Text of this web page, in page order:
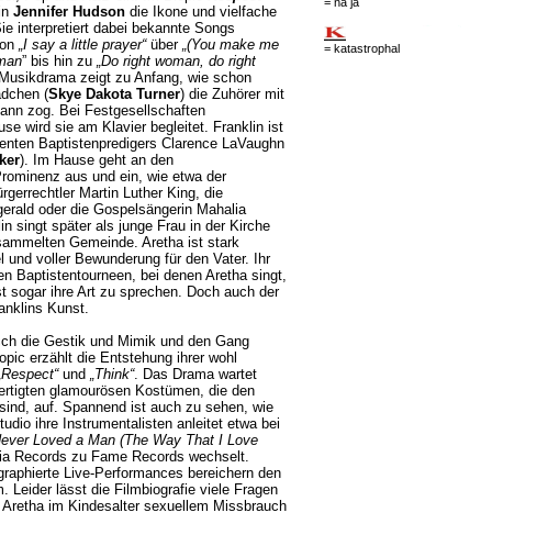
Jennifer Hudsondie Ikone und vielfache
interpretiert dabei bekannte Songs
„I say a little prayer“über „(You make me
” bis hin zu „Do right woman, do right
zeigt zu Anfang, wie schon
(Skye Dakota Turner) die Zuhörer mit
zog. Bei Festgesellschaften
wird sie am Klavier begleitet. Franklin ist
Baptistenpredigers Clarence LaVaughn
). Im Hause geht an den
aus und ein, wie etwa der
Martin Luther King, die
oder die Gospelsängerin Mahalia
singt später als junge Frau in der Kirche
Gemeinde. Aretha ist stark
und voller Bewunderung für den Vater. Ihr
Baptistentourneen, bei denen Aretha singt,
sogar ihre Art zu sprechen. Doch auch der
Kunst.
die Gestik und Mimik und den Gang
erzählt die Entstehung ihrer wohl
und „Think“. Das Drama wartet
glamourösen Kostümen, die den
auf. Spannend ist auch zu sehen, wie
ihre Instrumentalisten anleitet etwa bei
Loved a Man (The Way That I Love
Records zu Fame Records wechselt.
Live-Performances bereichern den
Leider lässt die Filmbiografie viele Fragen
im Kindesalter sexuellem Missbrauch
= katastrophal